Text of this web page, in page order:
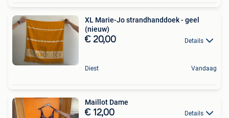
XL Marie-Jo strandhanddoek - geel
(nieuw)
€ 20,00 Details
Diest Vandaag
Maillot Dame
€ 12,00 Details